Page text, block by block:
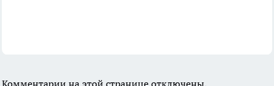
Комментарии на этой странице отключены.